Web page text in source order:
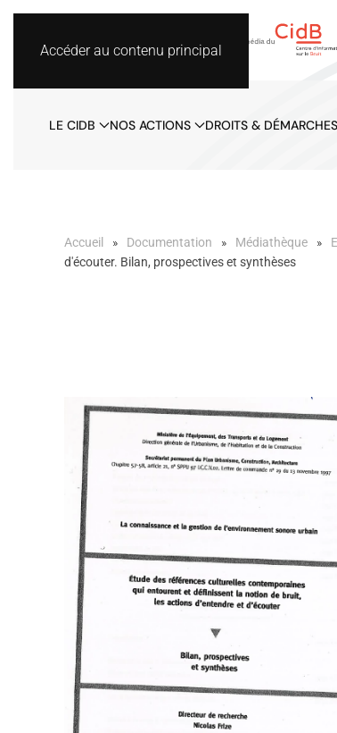
Accéder au contenu principal
LE CIDB NOS ACTIONS DROITS & DÉMARCHES
Accueil Documentation Médiathèque
d'écouter. Bilan, prospectives et synthèses